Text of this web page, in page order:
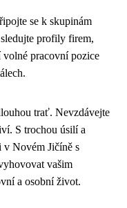
se k skupinám
profily firem,
volné pracovní pozice
trať. Nevzdávejte
S trochou úsilí a
v Novém Jičíně s
vašim
a osobní život.